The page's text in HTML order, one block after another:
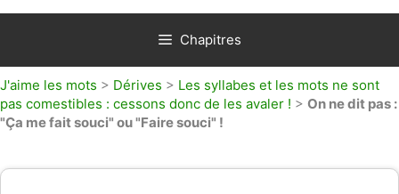
Chapitres
J'aime les mots > Dérives > Les syllabes et les mots ne sont
pas comestibles : cessons donc de les avaler ! > On ne dit pas :
"Ça me fait souci" ou "Faire souci" !